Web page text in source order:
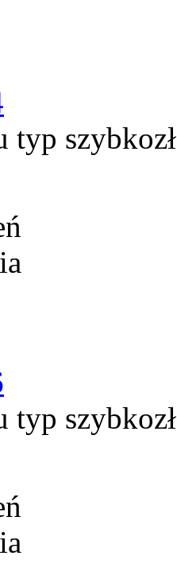
typ
typ